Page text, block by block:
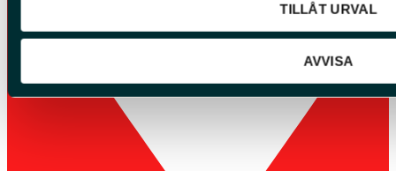
TILLÅT URVAL
AVVISA